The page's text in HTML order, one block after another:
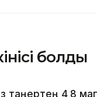
болды
таңертең 4,8